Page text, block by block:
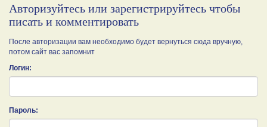
Авторизуйтесь или зарегистрируйтесь чтобы
писать и комментировать
После авторизации вам необходимо будет вернуться сюда вручную,
потом сайт вас запомнит
Логин:
Пароль: